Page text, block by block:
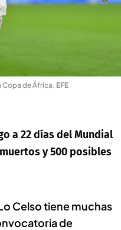
Copa de África. EFE
a 22 días del Mundial
y 500 posibles
Celso tiene muchas
de